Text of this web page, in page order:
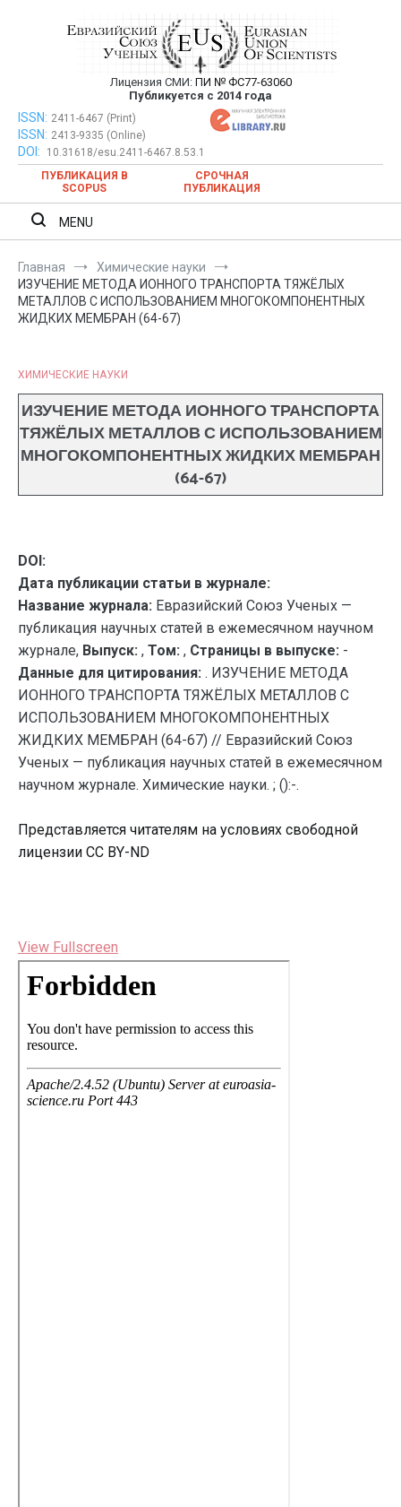
Евразийский Союз Ученых —
публикация научных статей в
ежемесячном научном журнале
Лицензия СМИ: ПИ № ФС77-63060
Публикуется с 2014 года
Евразийский Союз Ученых — публикация научных статей в
ежемесячном научном журнале
ISSN: 2411-6467 (Print)
ISSN: 2413-9335 (Online)
DOI:
10.31618/esu.2411-6467.8.53.1
ПУБЛИКАЦИЯ В
SCOPUS
СРОЧНАЯ
ПУБЛИКАЦИЯ
MENU
Главная
Химические науки
ИЗУЧЕНИЕ МЕТОДА ИОННОГО ТРАНСПОРТА ТЯЖЁЛЫХ
МЕТАЛЛОВ С ИСПОЛЬЗОВАНИЕМ МНОГОКОМПОНЕНТНЫХ
ЖИДКИХ МЕМБРАН (64-67)
ХИМИЧЕСКИЕ НАУКИ
ИЗУЧЕНИЕ МЕТОДА ИОННОГО ТРАНСПОРТА
ТЯЖЁЛЫХ МЕТАЛЛОВ С ИСПОЛЬЗОВАНИЕМ
МНОГОКОМПОНЕНТНЫХ ЖИДКИХ МЕМБРАН
(64-67)
DOI:
Дата публикации статьи в журнале:
Название журнала: Евразийский Союз Ученых —
публикация научных статей в ежемесячном научном
журнале, Выпуск: , Том: , Страницы в выпуске: -
Данные для цитирования: . ИЗУЧЕНИЕ МЕТОДА
ИОННОГО ТРАНСПОРТА ТЯЖЁЛЫХ МЕТАЛЛОВ С
ИСПОЛЬЗОВАНИЕМ МНОГОКОМПОНЕНТНЫХ
ЖИДКИХ МЕМБРАН (64-67) // Евразийский Союз
Ученых — публикация научных статей в ежемесячном
научном журнале. Химические науки. ; ():-.
Представляется читателям на условиях свободной
лицензии CC BY-ND
View Fullscreen
Перейти
содержимому
PDF